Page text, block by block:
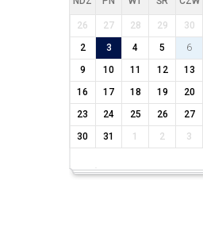
26 27 28 29 30
2
3 4 5 6
9
10 11 12 13
16
17 18 19 20
23
24 25 26 27
30
31 1 2 3